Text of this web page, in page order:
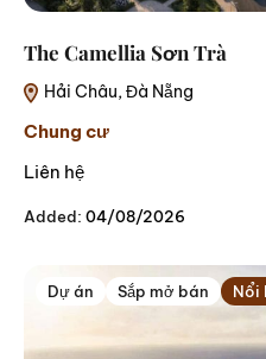
The Camellia Sơn Trà
Hải Châu, Đà Nẵng
Chung cư
Liên hệ
Added: 04/08/2026
Dự án Sắp mở bán Nổi